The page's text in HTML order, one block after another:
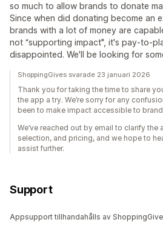
so much to allow brands to donate
Since when did donating become an
brands with a lot of money are
not “supporting impact", it's pay-to-
disappointed. We'll be looking for
ShoppingGives svarade 23 januari 2026
Thank you for taking the time to share
the app a try. We’re sorry for any
been to make impact accessible to
We’ve reached out by email to clarify the
selection, and pricing, and we hope to
assist further.
Support
Appsupport tillhandahålls av